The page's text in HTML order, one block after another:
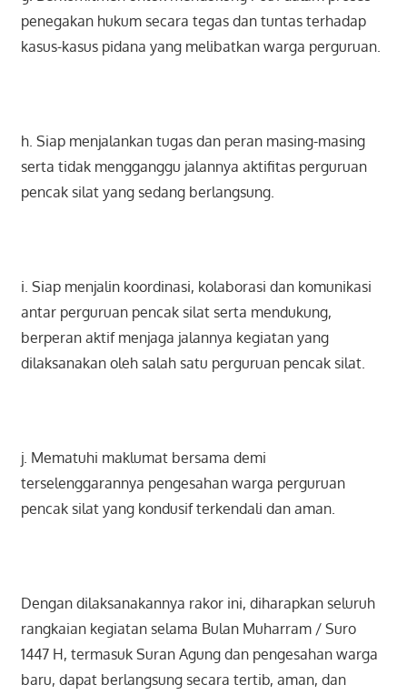
penegakan hukum secara tegas dan tuntas terhadap
kasus-kasus pidana yang melibatkan warga perguruan.
h. Siap menjalankan tugas dan peran masing-masing
serta tidak mengganggu jalannya aktifitas perguruan
pencak silat yang sedang berlangsung.
i. Siap menjalin koordinasi, kolaborasi dan komunikasi
antar perguruan pencak silat serta mendukung,
berperan aktif menjaga jalannya kegiatan yang
dilaksanakan oleh salah satu perguruan pencak silat.
j. Mematuhi maklumat bersama demi
terselenggarannya pengesahan warga perguruan
pencak silat yang kondusif terkendali dan aman.
Dengan dilaksanakannya rakor ini, diharapkan seluruh
rangkaian kegiatan selama Bulan Muharram / Suro
1447 H, termasuk Suran Agung dan pengesahan warga
baru, dapat berlangsung secara tertib, aman, dan